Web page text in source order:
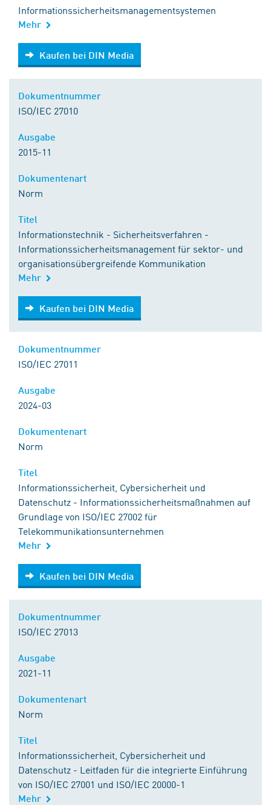
Informationssicherheitsmanagementsystemen
Mehr
Kaufen bei DIN Media
Kaufen bei DIN Media
ISO/IEC 27010
2015-11
Norm
Informationstechnik - Sicherheitsverfahren -
Informationssicherheitsmanagement für sektor- und
organisationsübergreifende Kommunikation
Mehr
Kaufen bei DIN Media
Kaufen bei DIN Media
ISO/IEC 27011
2024-03
Norm
Informationssicherheit, Cybersicherheit und
Datenschutz - Informationssicherheitsmaßnahmen auf
Grundlage von ISO/IEC 27002 für
Telekommunikationsunternehmen
Mehr
Kaufen bei DIN Media
Kaufen bei DIN Media
ISO/IEC 27013
2021-11
Norm
Informationssicherheit, Cybersicherheit und
Datenschutz - Leitfaden für die integrierte Einführung
von ISO/IEC 27001 und ISO/IEC 20000-1
Mehr